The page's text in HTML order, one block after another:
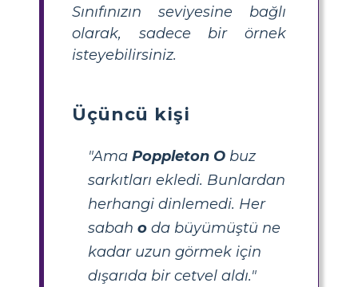
Sınıfınızın seviyesine bağlı
olarak, sadece bir örnek
isteyebilirsiniz.
Üçüncü kişi
"Ama Poppleton O buz
sarkıtları ekledi. Bunlardan
herhangi dinlemedi. Her
sabah o da büyümüştü ne
kadar uzun görmek için
dışarıda bir cetvel aldı."